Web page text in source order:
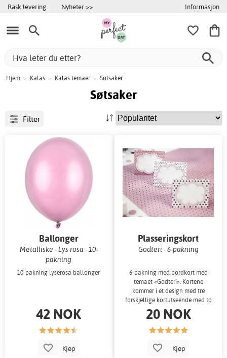
Rask levering Nyheter >> Informasjon
Hjem > Kalas > Kalas temaer > Søtsaker
Søtsaker
Filter
Ballonger
Metalliske - Lys rosa - 10-
pakning
10-pakning lyserosa ballonger
42 NOK
Kjøp
Plasseringskort
Godteri - 6-pakning
6-pakning med bordkort med
temaet «Godteri». Kortene
kommer i et design med tre
forskjellige kortutseende med to
av hver type.
20 NOK
Kjøp